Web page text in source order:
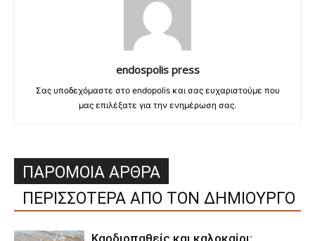
endospolis press
Σας υποδεχόμαστε στο endopolis και σας ευχαριστούμε που
μας επιλέξατε για την ενημέρωση σας.
ΠΑΡΟΜΟΙΑ ΑΡΘΡΑ
ΠΕΡΙΣΣΟΤΕΡΑ ΑΠΟ ΤΟΝ ΔΗΜΙΟΥΡΓΟ